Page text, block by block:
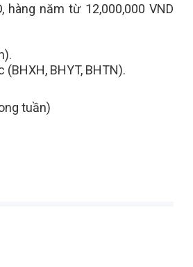
hàng năm từ 12,000,000 VND
BHYT, BHTN).
tuần)